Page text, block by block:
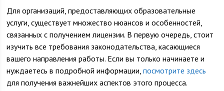
Для организаций, предоставляющих образовательные
услуги, существует множество нюансов и особенностей,
связанных с получением лицензии. В первую очередь, стоит
изучить все требования законодательства, касающиеся
вашего направления работы. Если вы только начинаете и
нуждаетесь в подробной информации,посмотрите здесь
для получения важнейших аспектов этого процесса.